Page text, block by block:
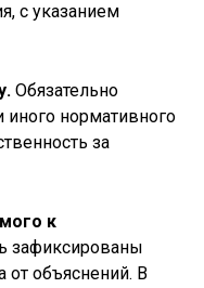
с указанием
Обязательно
нормативного
за
к
от объяснений. В